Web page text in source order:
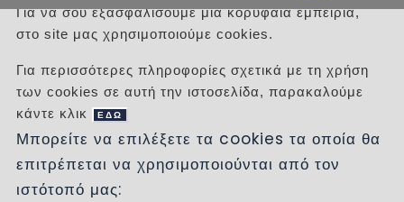
/ Προϊόντα / TZAKIA ΜΑΝΤΕΜΕΝΙΑ
Για να σου εξασφαλίσουμε μια κορυφαία εμπειρία,
στο site μας χρησιμοποιούμε cookies.
Για περισσότερες πληροφορίες σχετικά με τη χρήση
των cookies σε αυτή την ιστοσελίδα, παρακαλούμε
κάντε κλικ
ΕΔΩ
Μπορείτε να επιλέξετε τα cookies τα οποία θα
επιτρέπεται να χρησιμοποιούνται από τον
ιστότοπό μας: